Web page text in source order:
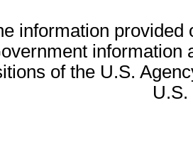
information provided
information
of the U.S.